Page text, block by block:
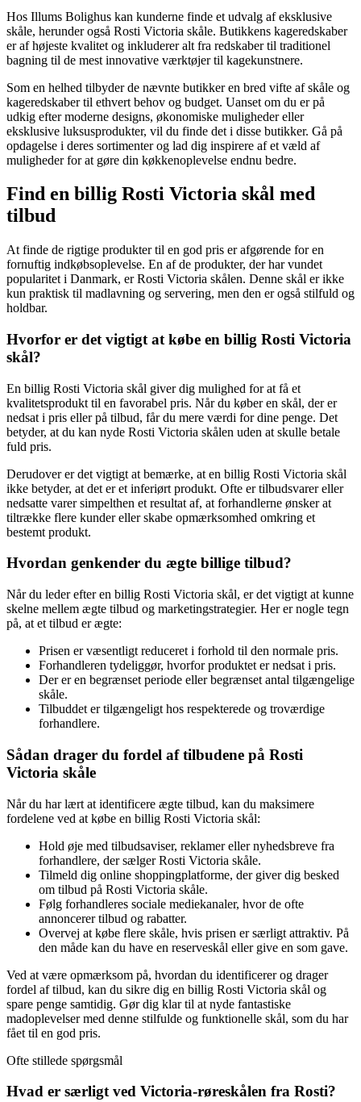
Hos Illums Bolighus kan kunderne finde et udvalg af eksklusive
skåle, herunder også Rosti Victoria skåle. Butikkens kageredskaber
er af højeste kvalitet og inkluderer alt fra redskaber til traditionel
bagning til de mest innovative værktøjer til kagekunstnere.
Som en helhed tilbyder de nævnte butikker en bred vifte af skåle og
kageredskaber til ethvert behov og budget. Uanset om du er på
udkig efter moderne designs, økonomiske muligheder eller
eksklusive luksusprodukter, vil du finde det i disse butikker. Gå på
opdagelse i deres sortimenter og lad dig inspirere af et væld af
muligheder for at gøre din køkkenoplevelse endnu bedre.
Find en billig Rosti Victoria skål med
tilbud
At finde de rigtige produkter til en god pris er afgørende for en
fornuftig indkøbsoplevelse. En af de produkter, der har vundet
popularitet i Danmark, er Rosti Victoria skålen. Denne skål er ikke
kun praktisk til madlavning og servering, men den er også stilfuld og
holdbar.
Hvorfor er det vigtigt at købe en billig Rosti Victoria
skål?
En billig Rosti Victoria skål giver dig mulighed for at få et
kvalitetsprodukt til en favorabel pris. Når du køber en skål, der er
nedsat i pris eller på tilbud, får du mere værdi for dine penge. Det
betyder, at du kan nyde Rosti Victoria skålen uden at skulle betale
fuld pris.
Derudover er det vigtigt at bemærke, at en billig Rosti Victoria skål
ikke betyder, at det er et inferiørt produkt. Ofte er tilbudsvarer eller
nedsatte varer simpelthen et resultat af, at forhandlerne ønsker at
tiltrække flere kunder eller skabe opmærksomhed omkring et
bestemt produkt.
Hvordan genkender du ægte billige tilbud?
Når du leder efter en billig Rosti Victoria skål, er det vigtigt at kunne
skelne mellem ægte tilbud og marketingstrategier. Her er nogle tegn
på, at et tilbud er ægte:
Prisen er væsentligt reduceret i forhold til den normale pris.
Forhandleren tydeliggør, hvorfor produktet er nedsat i pris.
Der er en begrænset periode eller begrænset antal tilgængelige
skåle.
Tilbuddet er tilgængeligt hos respekterede og troværdige
forhandlere.
Sådan drager du fordel af tilbudene på Rosti
Victoria skåle
Når du har lært at identificere ægte tilbud, kan du maksimere
fordelene ved at købe en billig Rosti Victoria skål:
Hold øje med tilbudsaviser, reklamer eller nyhedsbreve fra
forhandlere, der sælger Rosti Victoria skåle.
Tilmeld dig online shoppingplatforme, der giver dig besked
om tilbud på Rosti Victoria skåle.
Følg forhandleres sociale mediekanaler, hvor de ofte
annoncerer tilbud og rabatter.
Overvej at købe flere skåle, hvis prisen er særligt attraktiv. På
den måde kan du have en reserveskål eller give en som gave.
Ved at være opmærksom på, hvordan du identificerer og drager
fordel af tilbud, kan du sikre dig en billig Rosti Victoria skål og
spare penge samtidig. Gør dig klar til at nyde fantastiske
madoplevelser med denne stilfulde og funktionelle skål, som du har
fået til en god pris.
Ofte stillede spørgsmål
Hvad er særligt ved Victoria-røreskålen fra Rosti?